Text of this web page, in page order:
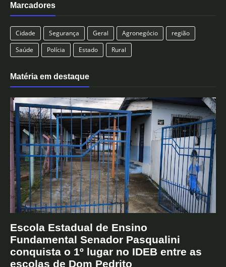
Marcadores
Cidade Segurança Geral Agronegócio
região
Saúde
Polícia Estado Rural
Matéria em destaque
Escola Estadual de Ensino
Fundamental Senador Pasqualini
conquista o 1º lugar no IDEB entre as
escolas de Dom Pedrito